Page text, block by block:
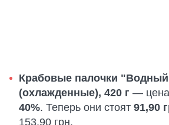
Крабовые палочки
(охлажденные), 420 г — цена
40%. Теперь они стоят 91,90
153,90 грн.